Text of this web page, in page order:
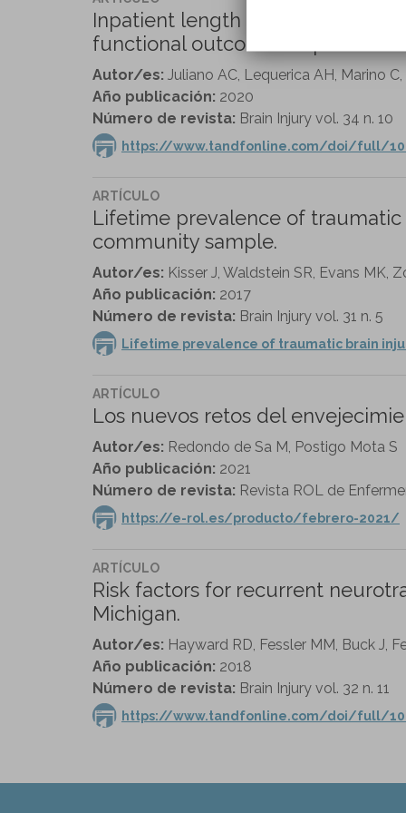
Inpatient length of stay
functional outcomes in pediatric
Autor/es: Juliano AC, Lequerica AH, Marino
Año publicación: 2020
Número de revista: Brain Injury vol. 34 n. 10
https://www.tandfonline.com/doi/full/
ARTÍCULO
Lifetime prevalence of
community sample.
Autor/es: Kisser J, Waldstein SR, Evans MK,
Año publicación: 2017
Número de revista: Brain Injury vol. 31 n. 5
Lifetime prevalence of traumatic brain
ARTÍCULO
Los nuevos retos del
Autor/es: Redondo de Sa M, Postigo Mota S
Año publicación: 2021
Número de revista: Revista ROL de
https://e-rol.es/producto/febrero-2021/
ARTÍCULO
Risk factors for recurrent
Michigan.
Autor/es: Hayward RD, Fessler MM, Buck J,
Año publicación: 2018
Número de revista: Brain Injury vol. 32 n. 11
https://www.tandfonline.com/doi/full/